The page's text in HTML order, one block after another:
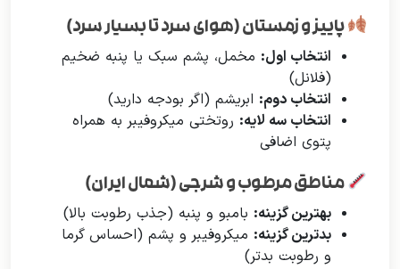
پاییز و زمستان (هوای سرد تا بسیار سرد)
انتخاب اول: مخمل، پشم سبک یا پنبه ضخیم
(فلانل)
انتخاب دوم: ابریشم (اگر بودجه دارید)
انتخاب سه لایه: روتختی میکروفیبر به همراه
پتوی اضافی
مناطق مرطوب و شرجی (شمال ایران)
بهترین گزینه: بامبو و پنبه (جذب رطوبت بالا)
بدترین گزینه: میکروفیبر و پشم (احساس گرما
و رطوبت بدتر)